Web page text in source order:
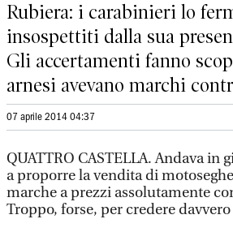
Rubiera: i carabinieri lo
insospettiti dalla sua
Gli accertamenti fanno
arnesi avevano marchi
07 aprile 2014 04:37
QUATTRO CASTELLA. Andava in
a proporre la vendita di
marche a prezzi assolutamente
Troppo, forse, per credere